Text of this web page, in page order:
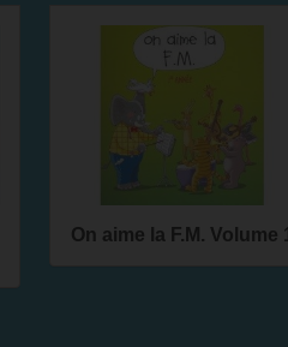
On aime la F.M. Volume 1